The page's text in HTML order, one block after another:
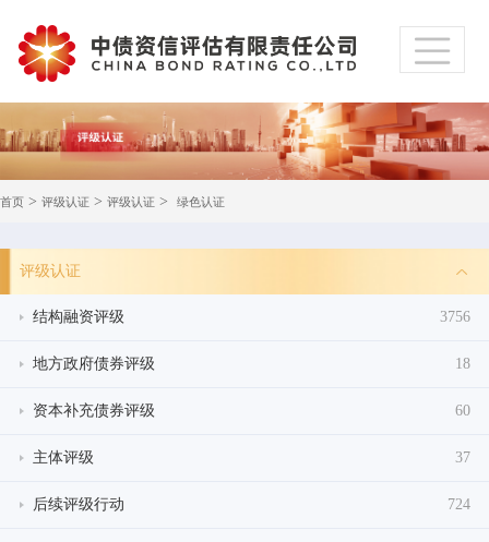
首页 > 评级认证 > 评级认证 > 绿色认证
评级认证
结构融资评级 3756
地方政府债券评级 18
资本补充债券评级 60
主体评级 37
后续评级行动 724